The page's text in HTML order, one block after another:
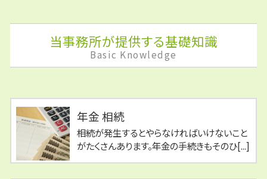
当事務所が提供する基礎知識
Basic Knowledge
年金 相続
相続が発生するとやらなければいけないこと
がたくさんあります。年金の手続きもそのひ[...]